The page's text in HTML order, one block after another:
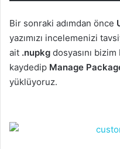
Bir sonraki adımdan önce
yazımızı incelemenizi
ait .nupkg dosyasını
kaydedip Manage
yüklüyoruz.